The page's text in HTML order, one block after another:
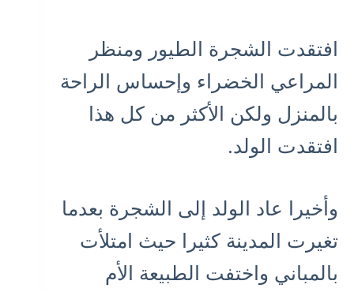
افتقدت الشجرة الطيور ومنظر
المراعي الخضراء وإحساس الراحة
بالمنزل ولكن الأكثر من كل هذا
افتقدت الولد.
وأخيرا عاد الولد إلى الشجرة بعدما
تغيرت المدينة كثيرا حيث امتلأت
بالمباني واختفت الطبيعة الأم